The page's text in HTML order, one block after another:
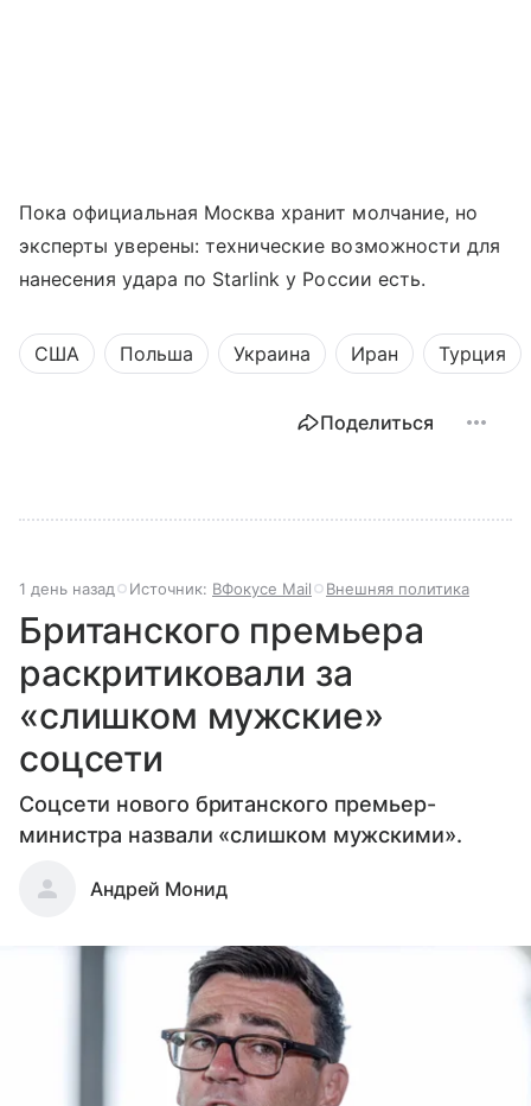
Пока официальная Москва хранит молчание, но
эксперты уверены: технические возможности для
нанесения удара по Starlink у России есть.
США Польша Украина Иран Турция
Поделиться
1 день назад Источник: ВФокусе Mail Внешняя политика
Британского премьера
раскритиковали за
«слишком мужские»
соцсети
Соцсети нового британского премьер-
министра назвали «слишком мужскими».
Андрей Монид